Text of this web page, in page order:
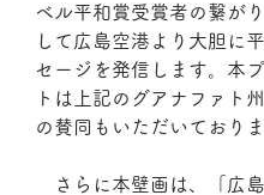
ベル平和賞受賞者の繋が
して広島空港より大胆に
セージを発信します。本
トは上記のグアナファト
の賛同もいただいておりま
さらに本壁画は、「広